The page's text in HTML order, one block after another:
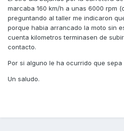
marcaba 160 km/h a unas 6000 rpm
preguntando al taller me indicaron
porque habia arrancado la moto sin
cuenta kilometros terminasen de
contacto.
Por si alguno le ha ocurrido que sepa
Un saludo.